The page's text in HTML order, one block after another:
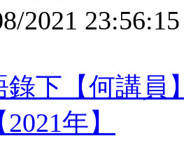
2021 23:56:15
錄下【何講員
年】